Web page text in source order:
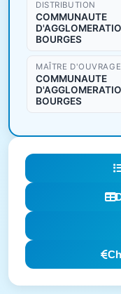
DISTRIBUTION
COMMUNAUTE
BOURGES
MAÎTRE D'OUVRAGE
COMMUNAUTE
BOURGES